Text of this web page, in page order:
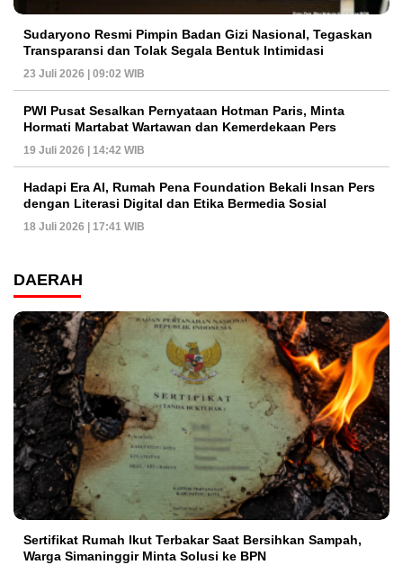
Sudaryono Resmi Pimpin Badan Gizi Nasional, Tegaskan
Transparansi dan Tolak Segala Bentuk Intimidasi
23 Juli 2026 | 09:02 WIB
PWI Pusat Sesalkan Pernyataan Hotman Paris, Minta
Hormati Martabat Wartawan dan Kemerdekaan Pers
19 Juli 2026 | 14:42 WIB
Hadapi Era AI, Rumah Pena Foundation Bekali Insan Pers
dengan Literasi Digital dan Etika Bermedia Sosial
18 Juli 2026 | 17:41 WIB
DAERAH
Sertifikat Rumah Ikut Terbakar Saat Bersihkan Sampah,
Warga Simaninggir Minta Solusi ke BPN